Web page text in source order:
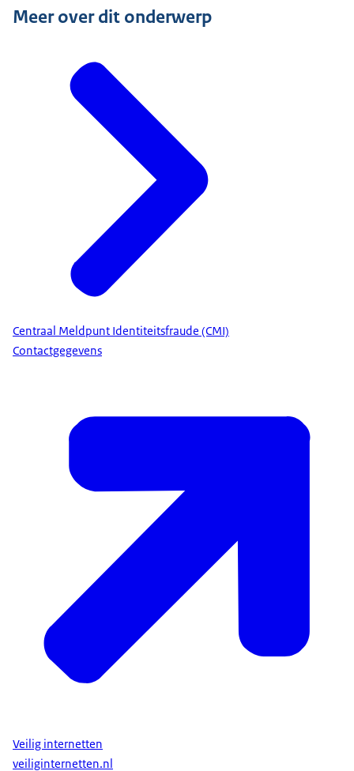
Meer over dit onderwerp
Centraal Meldpunt Identiteitsfraude (CMI)
Contactgegevens
Veilig internetten
veiliginternetten.nl